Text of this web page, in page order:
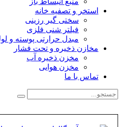
استخر و تصفیه خانه
سختی گیر رزینی
فیلتر شنی فلزی
مبدل حرارتی پوسته و
مخازن ذخیره و تحت فشار
مخزن ذخیره آب
مخزن هوایی
تماس با ما